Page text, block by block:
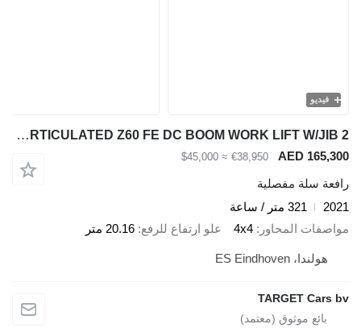
فيديو
Genie Z60/37FE HYBRID 4x4 ARTICULATED Z60 FE DC BOOM WORK LIFT W/JIB 2
AED 165,300
€38,950
≈ $45,000
رافعة سلة مفصلية
2021
321 متر / ساعة
مواصفات المحاور
4x4 علو ارتفاع للرفع 20.16 متر
هولندا، ES Eindhoven
TARGET Cars bv